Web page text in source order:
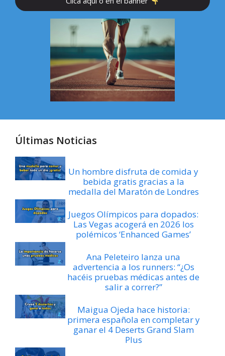
Últimas Noticias
Un hombre disfruta de comida y
bebida gratis gracias a la
medalla del Maratón de Londres
Juegos Olímpicos para dopados:
Las Vegas acogerá en 2026 los
polémicos ‘Enhanced Games’
Ana Peleteiro lanza una
advertencia a los runners: “¿Os
hacéis pruebas médicas antes de
salir a correr?”
Maigua Ojeda hace historia:
primera española en completar y
ganar el 4 Deserts Grand Slam
Plus